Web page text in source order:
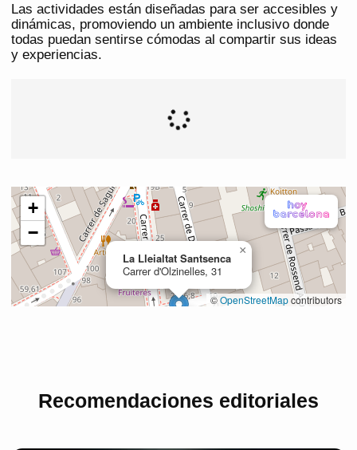
Las actividades están diseñadas para ser accesibles y
dinámicas, promoviendo un ambiente inclusivo donde
todas puedan sentirse cómodas al compartir sus ideas
y experiencias.
Recomendaciones editoriales